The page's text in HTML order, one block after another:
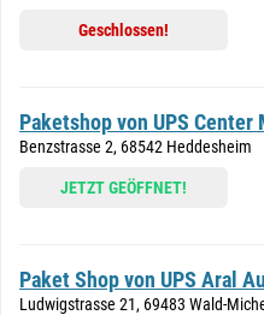
Geschlossen!
Paketshop von UPS Center
Benzstrasse 2, 68542 Heddesheim
JETZT GEÖFFNET!
Paket Shop von UPS Aral
Ludwigstrasse 21, 69483 Wald-